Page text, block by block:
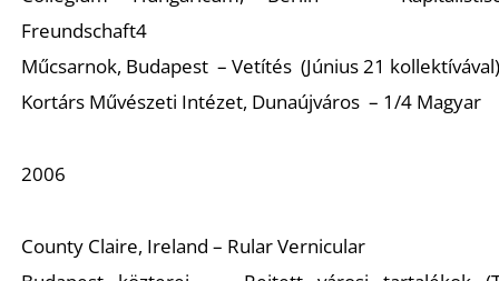
Freundschaft4
Műcsarnok, Budapest – Vetítés (Június 21
Kortárs Művészeti Intézet, Dunaújváros – 1/4 Magyar
2006
County Claire, Ireland – Rular Vernicular